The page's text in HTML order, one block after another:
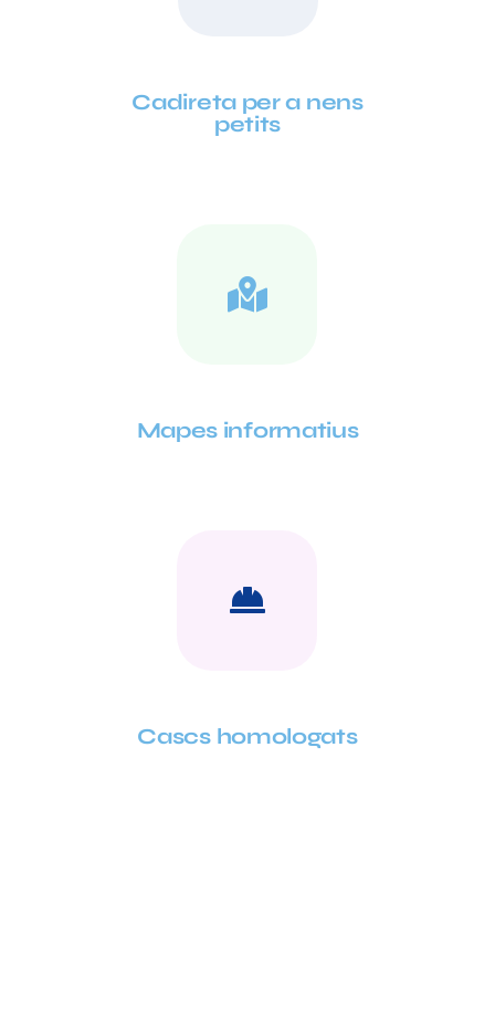
Cadireta per a nens
petits
Mapes informatius
Cascs homologats